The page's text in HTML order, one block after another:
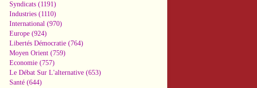
Syndicats (1191)
Industries (1110)
International (970)
Europe (924)
Libertés Démocratie (764)
Moyen Orient (759)
Economie (757)
Le Débat Sur L'alternative (653)
Santé (644)